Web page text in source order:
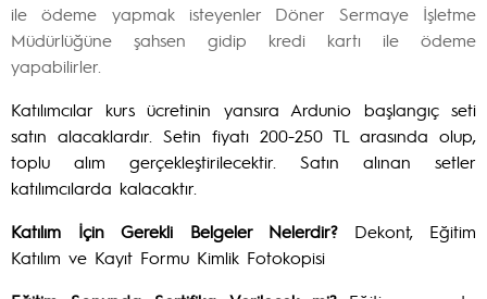
ile ödeme yapmak isteyenler Döner Sermaye İşletme
Müdürlüğüne şahsen gidip kredi kartı ile ödeme
yapabilirler.
Katılımcılar kurs ücretinin yansıra Ardunio başlangıç seti
satın alacaklardır. Setin fiyatı 200-250 TL arasında olup,
toplu alım gerçekleştirilecektir. Satın alınan setler
katılımcılarda kalacaktır.
Katılım İçin Gerekli Belgeler Nelerdir?Dekont, Eğitim
Katılım ve Kayıt Formu Kimlik Fotokopisi